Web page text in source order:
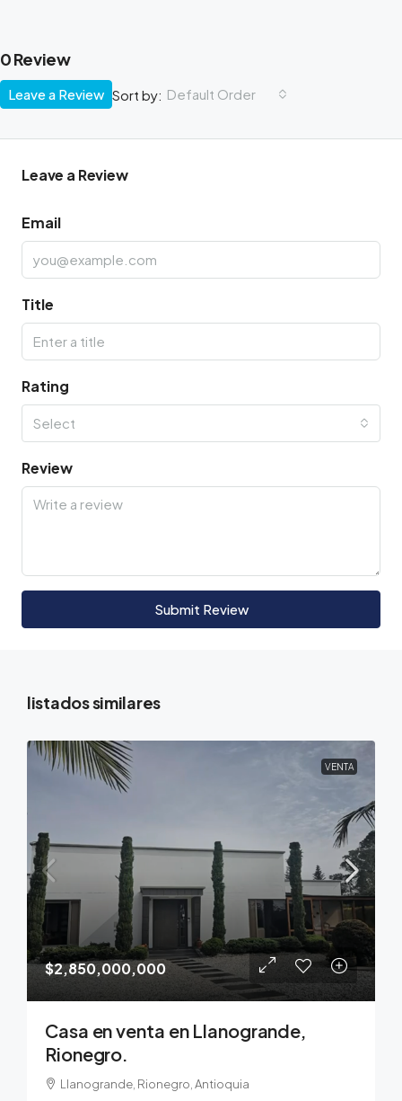
0 Review
Sort by: Default Order
Leave a Review
Leave a Review
Email
Title
Rating
Select
Review
Submit Review
listados similares
VENTA
$2,850,000,000
Casa en venta en Llanogrande,
Rionegro.
Llanogrande, Rionegro, Antioquia